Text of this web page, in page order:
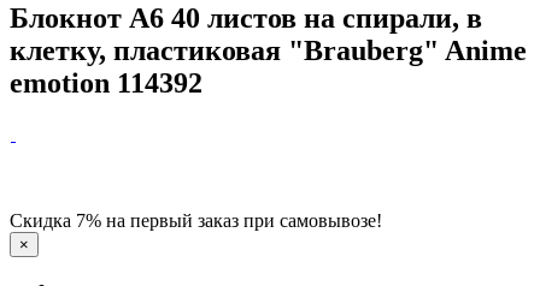
Блокнот А6 40 листов на спирали, в
клетку, пластиковая "Brauberg" Anime
emotion 114392
Скидка 7% на первый заказ при самовывозе!
×